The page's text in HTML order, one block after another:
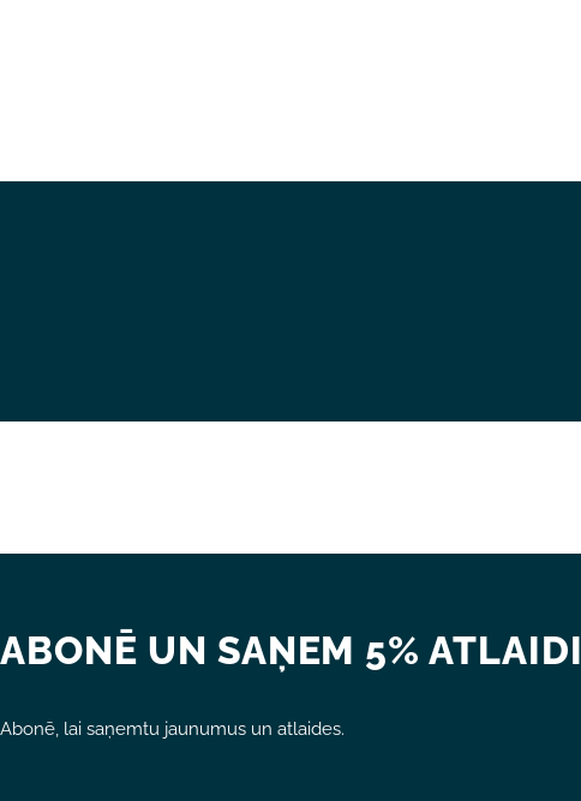
ABONĒ UN SAŅEM 5% ATLAIDI
Abonē, lai saņemtu jaunumus un atlaides.